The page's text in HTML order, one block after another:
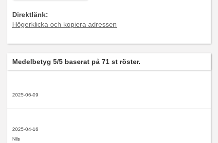
Direktlänk:
Högerklicka och kopiera adressen
Medelbetyg 5/5 baserat på 71 st röster.
2025-06-09
2025-04-16
Nils